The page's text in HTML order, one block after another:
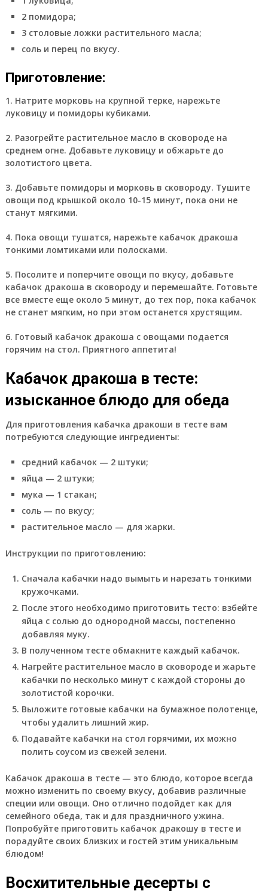
2 помидора;
3 столовые ложки растительного масла;
соль и перец по вкусу.
Приготовление:
1. Натрите морковь на крупной терке, нарежьте
луковицу и помидоры кубиками.
2. Разогрейте растительное масло в сковороде на
среднем огне. Добавьте луковицу и обжарьте до
золотистого цвета.
3. Добавьте помидоры и морковь в сковороду. Тушите
овощи под крышкой около 10-15 минут, пока они не
станут мягкими.
4. Пока овощи тушатся, нарежьте кабачок дракоша
тонкими ломтиками или полосками.
5. Посолите и поперчите овощи по вкусу, добавьте
кабачок дракоша в сковороду и перемешайте. Готовьте
все вместе еще около 5 минут, до тех пор, пока кабачок
не станет мягким, но при этом останется хрустящим.
6. Готовый кабачок дракоша с овощами подается
горячим на стол. Приятного аппетита!
Кабачок дракоша в тесте:
изысканное блюдо для обеда
Для приготовления кабачка дракоши в тесте вам
потребуются следующие ингредиенты:
средний кабачок — 2 штуки;
яйца — 2 штуки;
мука — 1 стакан;
соль — по вкусу;
растительное масло — для жарки.
Инструкции по приготовлению:
Сначала кабачки надо вымыть и нарезать тонкими
кружочками.
После этого необходимо приготовить тесто: взбейте
яйца с солью до однородной массы, постепенно
добавляя муку.
В полученном тесте обмакните каждый кабачок.
Нагрейте растительное масло в сковороде и жарьте
кабачки по несколько минут с каждой стороны до
золотистой корочки.
Выложите готовые кабачки на бумажное полотенце,
чтобы удалить лишний жир.
Подавайте кабачки на стол горячими, их можно
полить соусом из свежей зелени.
Кабачок дракоша в тесте — это блюдо, которое всегда
можно изменить по своему вкусу, добавив различные
специи или овощи. Оно отлично подойдет как для
семейного обеда, так и для праздничного ужина.
Попробуйте приготовить кабачок дракошу в тесте и
порадуйте своих близких и гостей этим уникальным
блюдом!
Восхитительные десерты с